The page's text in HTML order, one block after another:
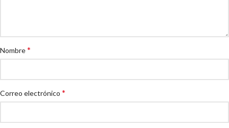
Nombre*
Correo electrónico *